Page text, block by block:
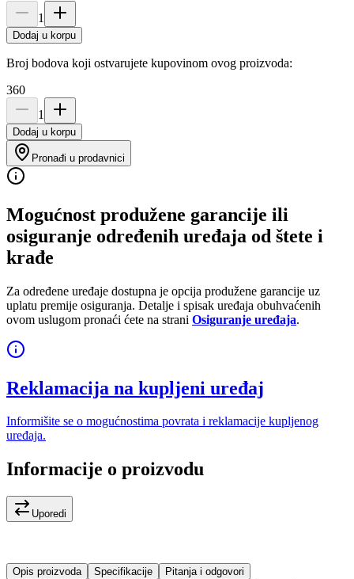
1
Dodaj u korpu
Broj bodova koji ostvarujete kupovinom ovog proizvoda:
360
1
Dodaj u korpu
Pronađi u prodavnici
Mogućnost produžene garancije ili
osiguranje određenih uređaja od štete i
krađe
Za određene uređaje dostupna je opcija produžene garancije uz
uplatu premije osiguranja. Detalje i spisak uređaja obuhvaćenih
ovom uslugom pronaći ćete na strani Osiguranje uređaja.
Reklamacija na kupljeni uređaj
Informišite se o mogućnostima povrata i reklamacije kupljenog
uređaja.
Informacije o proizvodu
Uporedi
Opis proizvoda Specifikacije Pitanja i odgovori